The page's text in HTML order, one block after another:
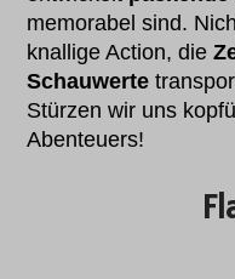
memorabel sind.
knallige Action, die
Schauwerte
Stürzen wir uns
Abenteuers!